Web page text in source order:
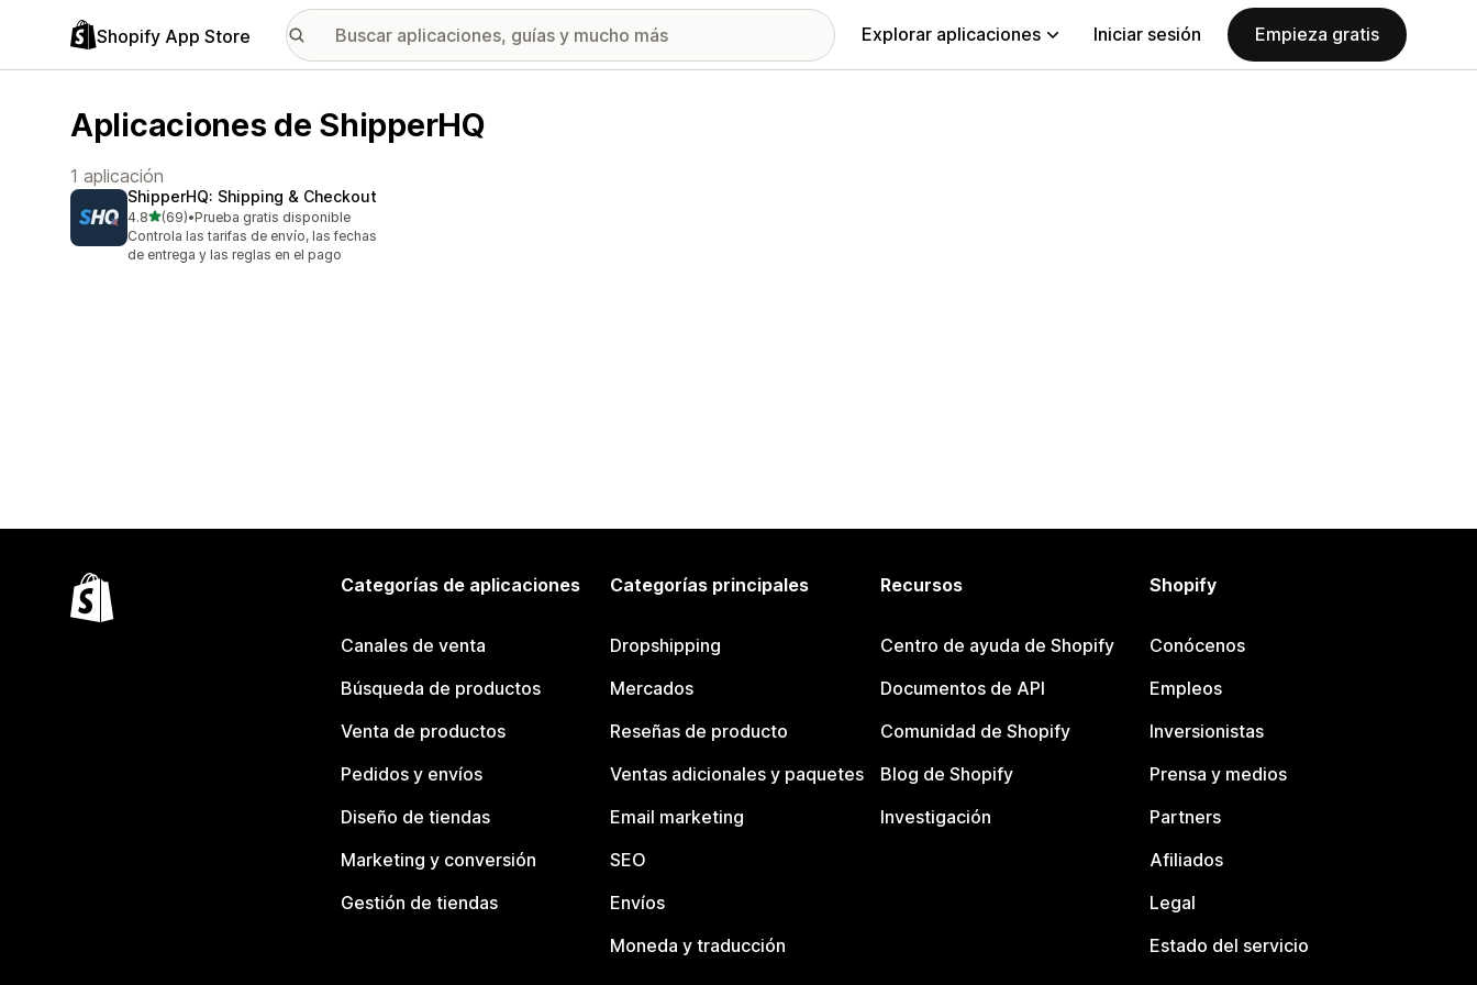
Shopify App Store Explorar aplicaciones Iniciar sesión Empieza gratis
Aplicaciones de ShipperHQ
1 aplicación
ShipperHQ: Shipping & Checkout
4.8de 5 estrellas
(69)
69 reseñas en total
•Prueba gratis disponible
Controla las tarifas de envío, las fechas
de entrega y las reglas en el pago
Categorías de aplicaciones
Canales de venta
Búsqueda de productos
Venta de productos
Pedidos y envíos
Diseño de tiendas
Marketing y conversión
Gestión de tiendas
Categorías principales
Dropshipping
Mercados
Reseñas de producto
Ventas adicionales y paquetes
Email marketing
SEO
Envíos
Moneda y traducción
Recursos
Centro de ayuda de Shopify
Documentos de API
Comunidad de Shopify
Blog de Shopify
Investigación
Shopify
Conócenos
Empleos
Inversionistas
Prensa y medios
Partners
Afiliados
Legal
Estado del servicio